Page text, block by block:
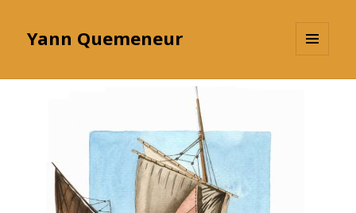
Yann Quemeneur